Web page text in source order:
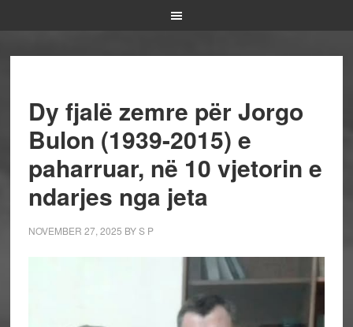
Dy fjalë zemre për Jorgo
Bulon (1939-2015) e
paharruar, në 10 vjetorin e
ndarjes nga jeta
NOVEMBER 27, 2025 BYS P